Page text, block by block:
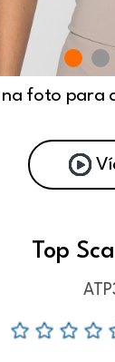
na foto para
Top